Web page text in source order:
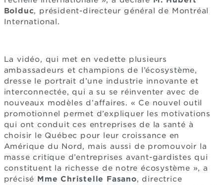
Bolduc, président-directeur général de Montréal
International.
La vidéo, qui met en vedette plusieurs
ambassadeurs et champions de l’écosystème,
dresse le portrait d’une industrie innovante et
interconnectée, qui a su se réinventer avec de
nouveaux modèles d’affaires. « Ce nouvel outil
promotionnel permet d’expliquer les motivations
qui ont conduit ces entreprises de la santé à
choisir le Québec pour leur croissance en
Amérique du Nord, mais aussi de promouvoir la
masse critique d’entreprises avant-gardistes qui
constituent la richesse de notre écosystème », a
précisé Mme Christelle Fasano, directrice